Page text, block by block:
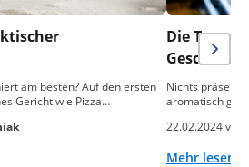
am besten? Auf den ersten
Gericht wie Pizza…
Die
Nichts
aromatisch
22.02.2024 von
Mehr lesen